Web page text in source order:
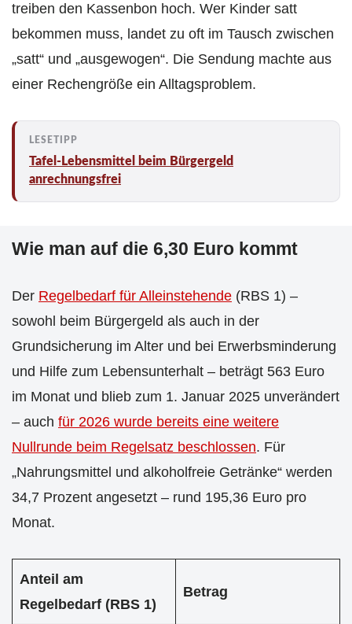
treiben den Kassenbon hoch. Wer Kinder satt
bekommen muss, landet zu oft im Tausch zwischen
„satt“ und „ausgewogen“. Die Sendung machte aus
einer Rechengröße ein Alltagsproblem.
Tafel-Lebensmittel beim Bürgergeld
anrechnungsfrei
Wie man auf die 6,30 Euro kommt
Der Regelbedarf für Alleinstehende (RBS 1) –
sowohl beim Bürgergeld als auch in der
Grundsicherung im Alter und bei Erwerbsminderung
und Hilfe zum Lebensunterhalt – beträgt 563 Euro
im Monat und blieb zum 1. Januar 2025 unverändert
– auch für 2026 wurde bereits eine weitere
Nullrunde beim Regelsatz beschlossen. Für
„Nahrungsmittel und alkoholfreie Getränke“ werden
34,7 Prozent angesetzt – rund 195,36 Euro pro
Monat.
Anteil am
Regelbedarf (RBS 1)
Betrag